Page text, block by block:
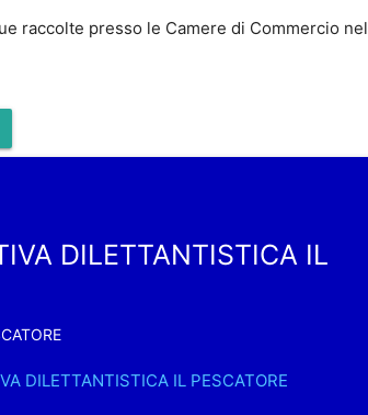
raccolte presso le Camere di Commercio nel
DILETTANTISTICA IL
DILETTANTISTICA IL PESCATORE